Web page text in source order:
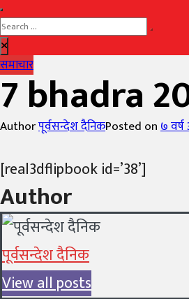
समाचार
7 bhadra
Authorपूर्वसन्देश दैनिकPosted on७ वर्ष
[real3dflipbook id=’38’]
Author
पूर्वसन्देश दैनिक
View all posts